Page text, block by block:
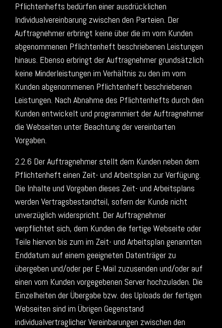
Pflichtenhefts bedürfen einer ausdrücklichen
Individualvereinbarung zwischen den Parteien. Der
Auftragnehmer erbringt keine über die im vom Kunden
abgenommenen Pflichtenheft beschriebenen Leistungen
hinaus. Ebenso erbringt der Auftragnehmer grundsätzlich
keine Minderleistungen im Verhältnis zu den im vom
Kunden abgenommenen Pflichtenheft beschriebenen
Leistungen. Nach Abnahme des Pflichtenhefts durch den
Kunden entwickelt und programmiert der Auftragnehmer
die Webseiten unter Beachtung der vereinbarten
Vorgaben.
2.2.6 Der Auftragnehmer stellt dem Kunden neben dem
Pflichtenheft einen Zeit- und Arbeitsplan zur Verfügung.
Die Inhalte und Vorgaben dieses Zeit- und Arbeitsplans
werden Vertragsbestandteil, sofern der Kunde nicht
unverzüglich widerspricht. Der Auftragnehmer
verpflichtet sich, dem Kunden die fertige Webseite oder
Teile hiervon bis zum im Zeit- und Arbeitsplan genannten
Enddatum auf einem geeigneten Datenträger zu
übergeben und/oder per E-Mail zuzusenden und/oder auf
einen vom Kunden vorgegebenen Server hochzuladen. Die
Einzelheiten der Übergabe bzw. des Uploads der fertigen
Webseiten sind im Übrigen Gegenstand
individualvertraglicher Vereinbarungen zwischen den